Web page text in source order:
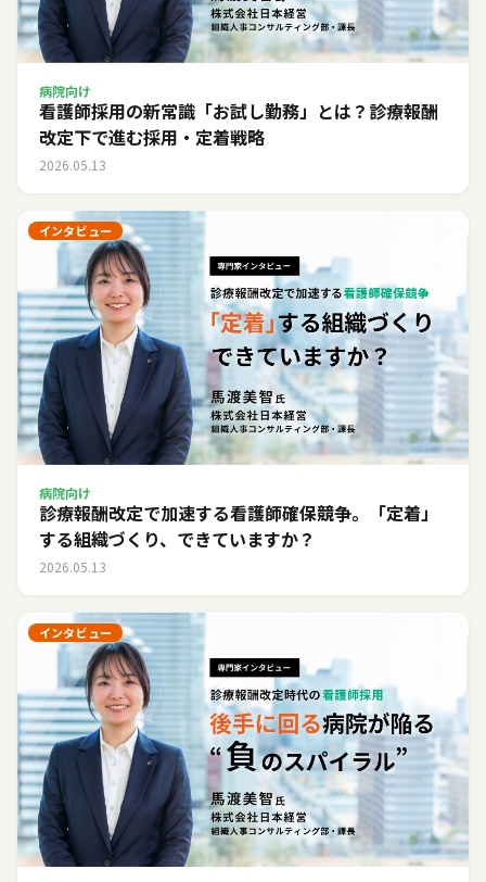
病院向け
看護師採用の新常識「お試し勤務」とは？診療報酬
改定下で進む採用・定着戦略
2026.05.13
インタビュー
病院向け
診療報酬改定で加速する看護師確保競争。「定着」
する組織づくり、できていますか？
2026.05.13
インタビュー